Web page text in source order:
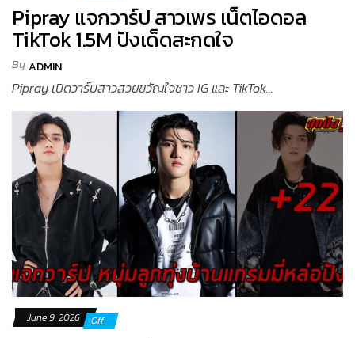
Pipray แจกวาร์ป สาวเพร เน็ตไอดอล
TikTok 1.5M ปังเด็ดสะกดใจ
ByADMIN
Pipray เปิดวาร์ปสาวสวยขวัญใจชาว IG และ TikTok...
June 9, 2026 Off